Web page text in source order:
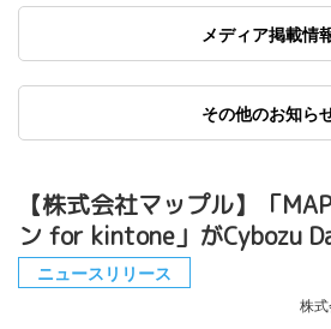
メディア掲載情
その他のお知ら
【株式会社マップル】「
ン for kintone」がCybozu
ニュースリリース
株